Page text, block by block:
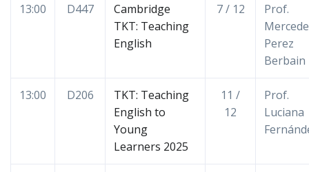
13:00 D447
Cambridge
TKT: Teaching
English
7 / 12
Prof.
Perez
Berbain
13:00 D206
TKT: Teaching
English to
Young
Learners 2025
11 /
12
Prof.
Luciana